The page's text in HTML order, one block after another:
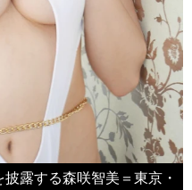
露する森咲智美＝東京・